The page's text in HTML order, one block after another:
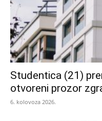
Studentica (21)
otvoreni prozor
6. kolovoza 2026.